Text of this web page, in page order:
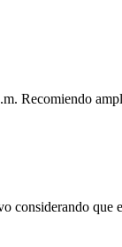
Recomiendo
considerando que